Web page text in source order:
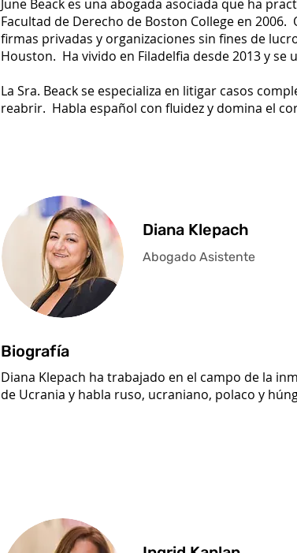
June Beack es una abogada asociada que ha
Facultad de Derecho de Boston College en
firmas privadas y organizaciones sin fines de
Houston. Ha vivido en Filadelfia desde 2013 y se
La Sra. Beack se especializa en litigar casos
reabrir. Habla español con fluidez y domina el
Diana Klepach
Abogado Asistente
Biografía
Diana Klepach ha trabajado en el campo de la
de Ucrania y habla ruso, ucraniano, polaco y